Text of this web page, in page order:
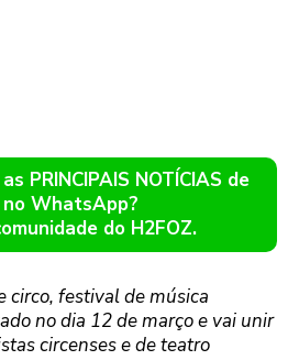
PRINCIPAIS NOTÍCIAS de
no WhatsApp?
do H2FOZ.
circo, festival de música
no dia 12 de março e vai unir
circenses e de teatro